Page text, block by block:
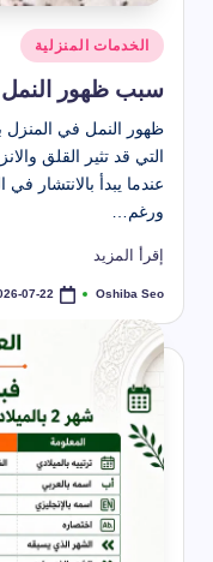
نُشر
في
الخدمات المنزلية
سبب ظهور النمل
ظهور النمل في
التي قد تثير القلق
عندما يبدأ بالانتشار
ورغم…
إقرأ المزيد
تمّ
بواسطة
Oshiba Seo
07-22